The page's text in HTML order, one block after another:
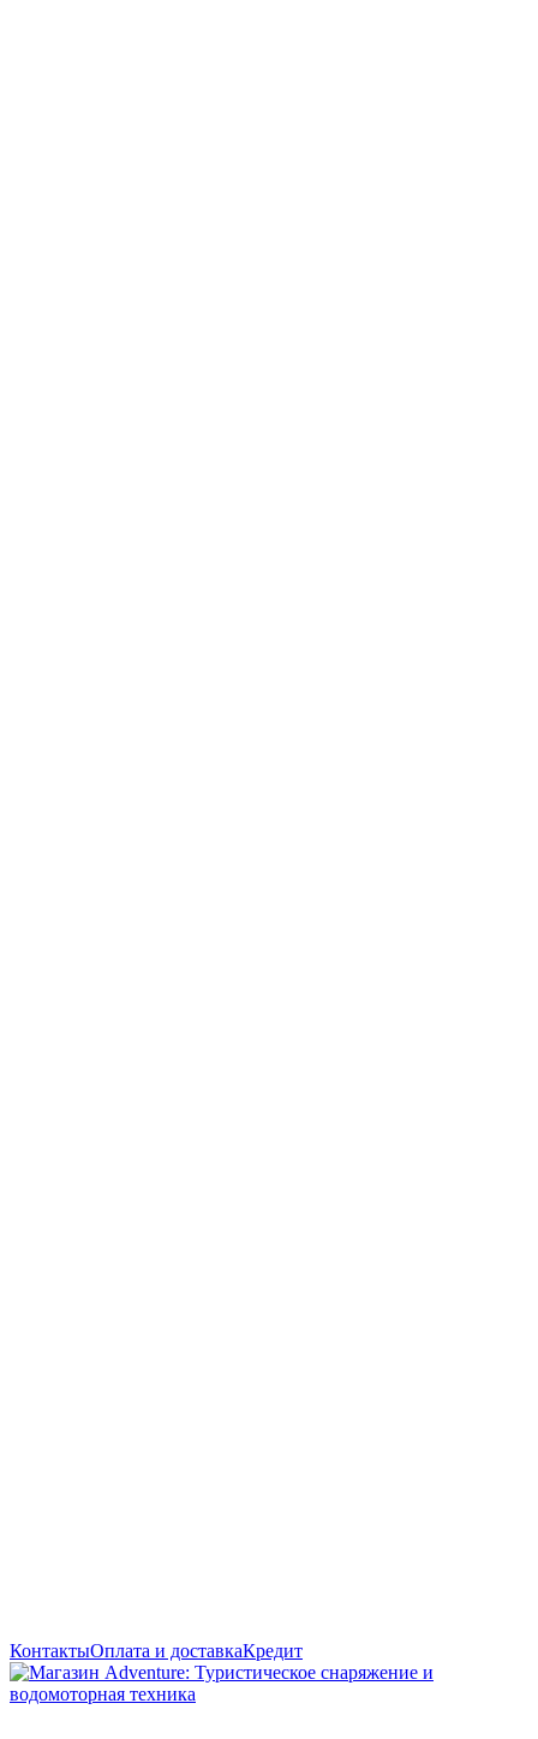
КонтактыОплата и доставкаКредит